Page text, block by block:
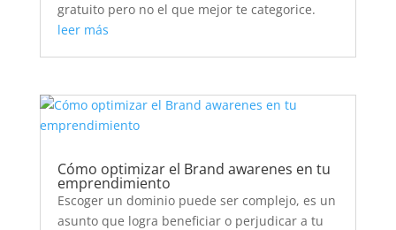
gratuito pero no el que mejor te categorice.
leer más
Cómo optimizar el Brand awarenes en tu
emprendimiento
Escoger un dominio puede ser complejo, es un
asunto que logra beneficiar o perjudicar a tu